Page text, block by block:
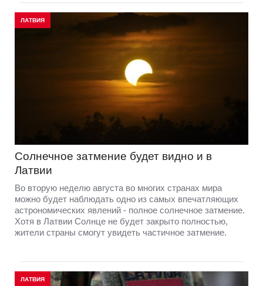
ЛАТВИЯ
Солнечное затмение будет видно и в
Латвии
Во вторую неделю августа во многих странах мира
можно будет наблюдать одно из самых впечатляющих
астрономических явлений - полное солнечное затмение.
Хотя в Латвии Солнце не будет закрыто полностью,
жители страны смогут увидеть частичное затмение.
ЛАТВИЯ